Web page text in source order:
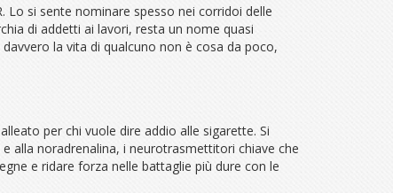
Lo si sente nominare spesso nei corridoi delle
di addetti ai lavori, resta un nome quasi
la vita di qualcuno non è cosa da poco,
per chi vuole dire addio alle sigarette. Si
alla noradrenalina, i neurotrasmettitori chiave che
e ridare forza nelle battaglie più dure con le